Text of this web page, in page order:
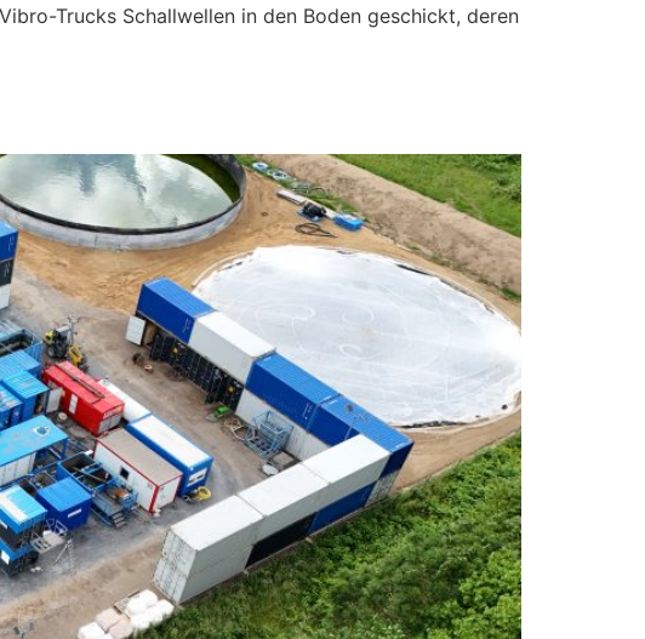
Trucks Schallwellen in den Boden geschickt, deren